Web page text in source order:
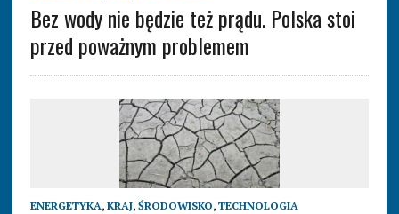
Bez wody nie będzie też prądu. Polska stoi
przed poważnym problemem
ENERGETYKA, KRAJ, ŚRODOWISKO, TECHNOLOGIA